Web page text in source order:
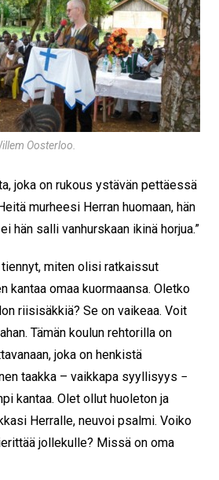
Oosterloo.
joka on rukous ystävän pettäessä
murheesi Herran huomaan, hän
hän salli vanhurskaan ikinä horjua.”
tiennyt, miten olisi ratkaissut
kantaa omaa kuormaansa. Oletko
riisisäkkiä? Se on vaikeaa. Voit
Tämän koulun rehtorilla on
joka on henkistä
taakka – vaikkapa syyllisyys −
kantaa. Olet ollut huoleton ja
Herralle, neuvoi psalmi. Voiko
jollekulle? Missä on oma